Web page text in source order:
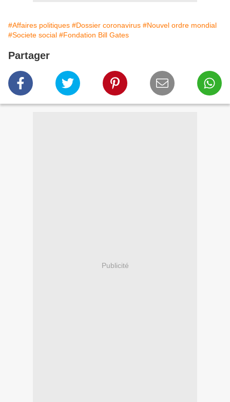
#Affaires politiques #Dossier coronavirus #Nouvel ordre mondial
#Societe social #Fondation Bill Gates
Partager
Publicité